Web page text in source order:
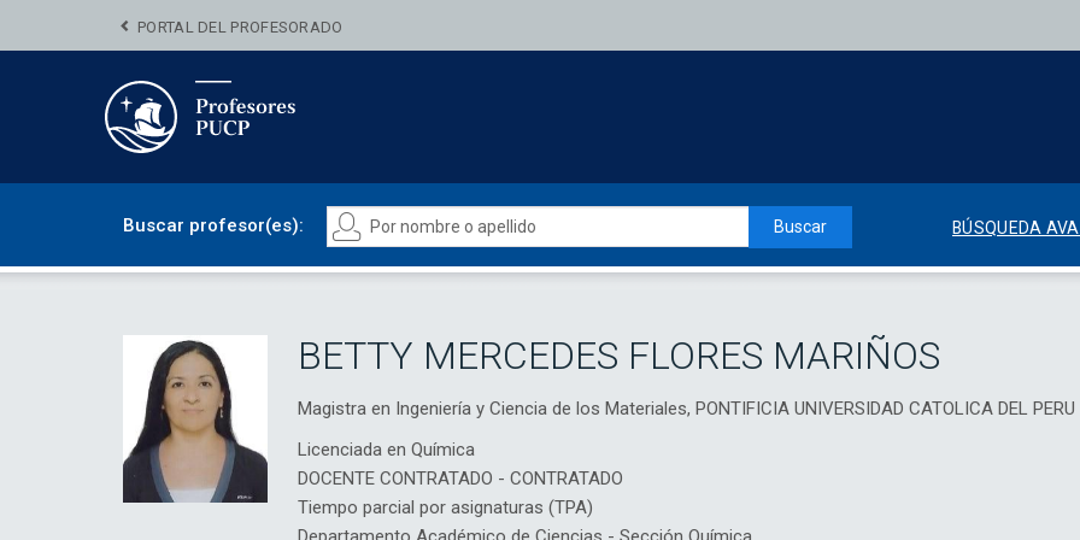
PORTAL DEL PROFESORADO
Buscar profesor(es): Buscar BÚSQUEDA
BETTY MERCEDES FLORES MARIÑOS
Magistra en Ingeniería y Ciencia de los Materiales, PONTIFICIA UNIVERSIDAD CATOLICA DEL PERU
Licenciada en Química
DOCENTE CONTRATADO - CONTRATADO
Tiempo parcial por asignaturas (TPA)